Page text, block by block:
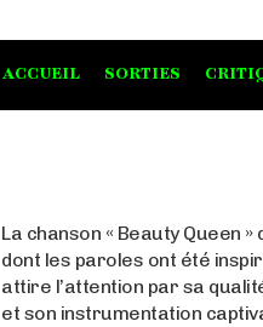
ACCUEIL SORTIES
La chanson « Beauty Queen »
dont les paroles ont été
attire l’attention par sa
et son instrumentation